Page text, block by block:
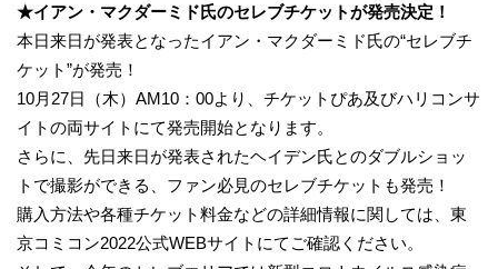
★イアン・マクダーミド氏のセレブチケットが発売決定！
本日来日が発表となったイアン・マクダーミド氏の“セレブチ
ケット”が発売！
10月27日（木）AM10：00より、チケットぴあ及びハリコンサ
イトの両サイトにて発売開始となります。
さらに、先日来日が発表されたヘイデン氏とのダブルショッ
トで撮影ができる、ファン必見のセレブチケットも発売！
購入方法や各種チケット料金などの詳細情報に関しては、東
京コミコン2022公式WEBサイトにてご確認ください。